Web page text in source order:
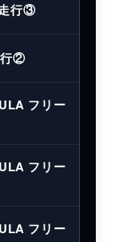
行③
行②
フリー
フリー
フリー